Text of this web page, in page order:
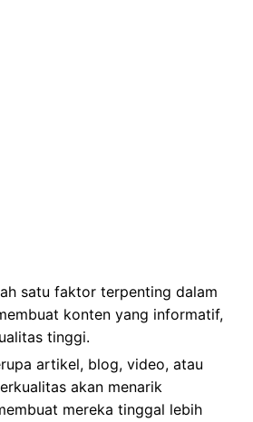
satu faktor terpenting dalam
konten yang informatif,
tinggi.
artikel, blog, video, atau
akan menarik
mereka tinggal lebih